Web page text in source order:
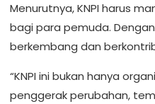
Menurutnya, KNPI harus
bagi para pemuda.
berkembang dan
“KNPI ini bukan hanya
penggerak perubahan,